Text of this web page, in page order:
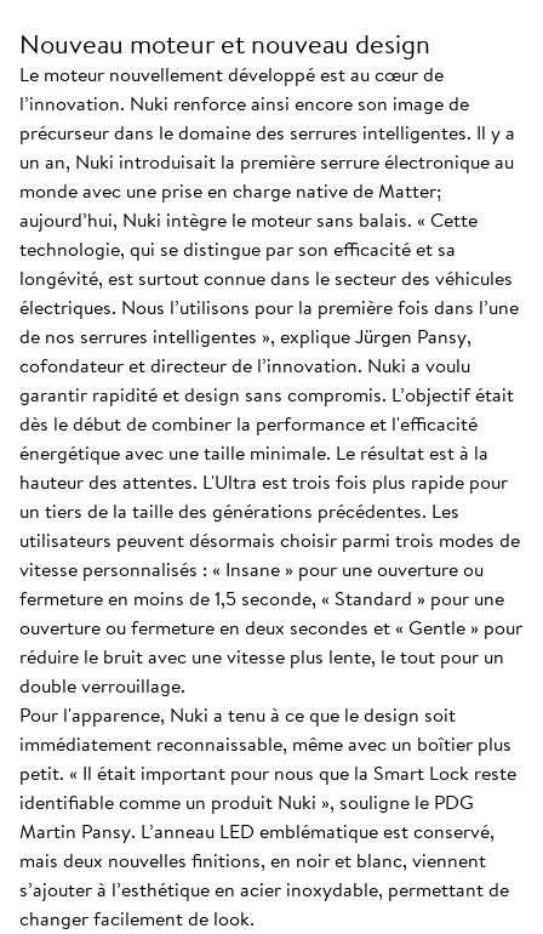
Nouveau moteur et nouveau design
Le moteur nouvellement développé est au cœur de
l’innovation. Nuki renforce ainsi encore son image de
précurseur dans le domaine des serrures intelligentes. Il y a
un an, Nuki introduisait la première serrure électronique au
monde avec une prise en charge native de Matter;
aujourd’hui, Nuki intègre le moteur sans balais. « Cette
technologie, qui se distingue par son efficacité et sa
longévité, est surtout connue dans le secteur des véhicules
électriques. Nous l’utilisons pour la première fois dans l’une
de nos serrures intelligentes », explique Jürgen Pansy,
cofondateur et directeur de l’innovation. Nuki a voulu
garantir rapidité et design sans compromis. L’objectif était
dès le début de combiner la performance et l'efficacité
énergétique avec une taille minimale. Le résultat est à la
hauteur des attentes. L'Ultra est trois fois plus rapide pour
un tiers de la taille des générations précédentes. Les
utilisateurs peuvent désormais choisir parmi trois modes de
vitesse personnalisés : « Insane » pour une ouverture ou
fermeture en moins de 1,5 seconde, « Standard » pour une
ouverture ou fermeture en deux secondes et « Gentle » pour
réduire le bruit avec une vitesse plus lente, le tout pour un
double verrouillage.
Pour l'apparence, Nuki a tenu à ce que le design soit
immédiatement reconnaissable, même avec un boîtier plus
petit. « Il était important pour nous que la Smart Lock reste
identifiable comme un produit Nuki », souligne le PDG
Martin Pansy. L’anneau LED emblématique est conservé,
mais deux nouvelles finitions, en noir et blanc, viennent
s’ajouter à l’esthétique en acier inoxydable, permettant de
changer facilement de look.